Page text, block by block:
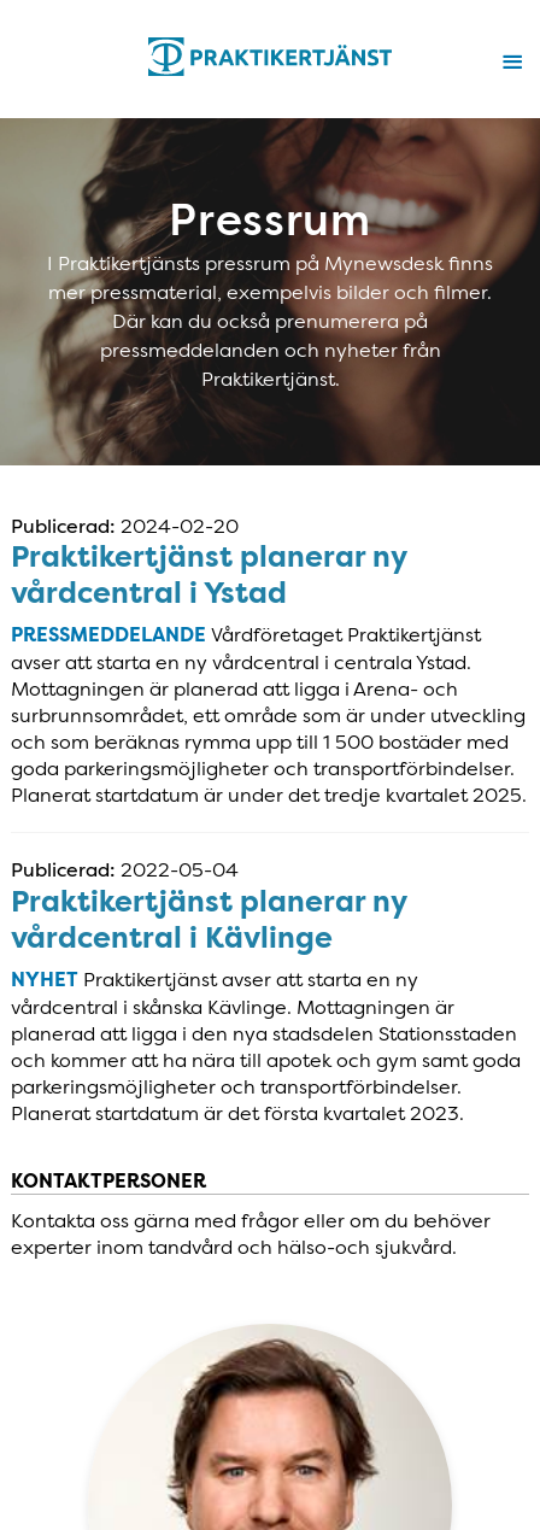
Pressrum
I Praktikertjänsts pressrum på Mynewsdesk finns
mer pressmaterial, exempelvis bilder och filmer.
Där kan du också prenumerera på
pressmeddelanden och nyheter från
Praktikertjänst.
Publicerad: 2024-02-20
Praktikertjänst planerar ny
vårdcentral i Ystad
PRESSMEDDELANDE Vårdföretaget Praktikertjänst
avser att starta en ny vårdcentral i centrala Ystad.
Mottagningen är planerad att ligga i Arena- och
surbrunnsområdet, ett område som är under utveckling
och som beräknas rymma upp till 1 500 bostäder med
goda parkeringsmöjligheter och transportförbindelser.
Planerat startdatum är under det tredje kvartalet 2025.
Publicerad: 2022-05-04
Praktikertjänst planerar ny
vårdcentral i Kävlinge
NYHET Praktikertjänst avser att starta en ny
vårdcentral i skånska Kävlinge. Mottagningen är
planerad att ligga i den nya stadsdelen Stationsstaden
och kommer att ha nära till apotek och gym samt goda
parkeringsmöjligheter och transportförbindelser.
Planerat startdatum är det första kvartalet 2023.
KONTAKTPERSONER
Kontakta oss gärna med frågor eller om du behöver
experter inom tandvård och hälso-och sjukvård.